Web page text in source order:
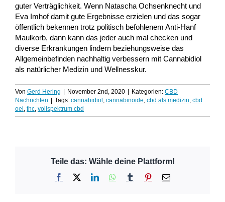
guter Verträglichkeit. Wenn Natascha Ochsenknecht und
Eva Imhof damit gute Ergebnisse erzielen und das sogar
öffentlich bekennen trotz politisch befohlenem Anti-Hanf
Maulkorb, dann kann das jeder auch mal checken und
diverse Erkrankungen lindern beziehungsweise das
Allgemeinbefinden nachhaltig verbessern mit Cannabidiol
als natürlicher Medizin und Wellnesskur.
Von Gerd Hering | November 2nd, 2020 | Kategorien: CBD
Nachrichten | Tags: cannabidiol, cannabinoide, cbd als medizin, cbd
oel, thc, vollspektrum cbd
Teile das: Wähle deine Plattform!
Facebook LinkedInWhatsApp
Tumblr Pinterest
E-